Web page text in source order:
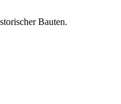
Bauten.